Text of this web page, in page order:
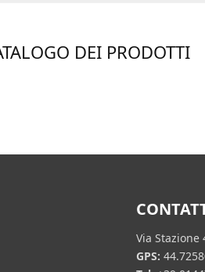
DEI PRODOTTI
Via Stazione
GPS: